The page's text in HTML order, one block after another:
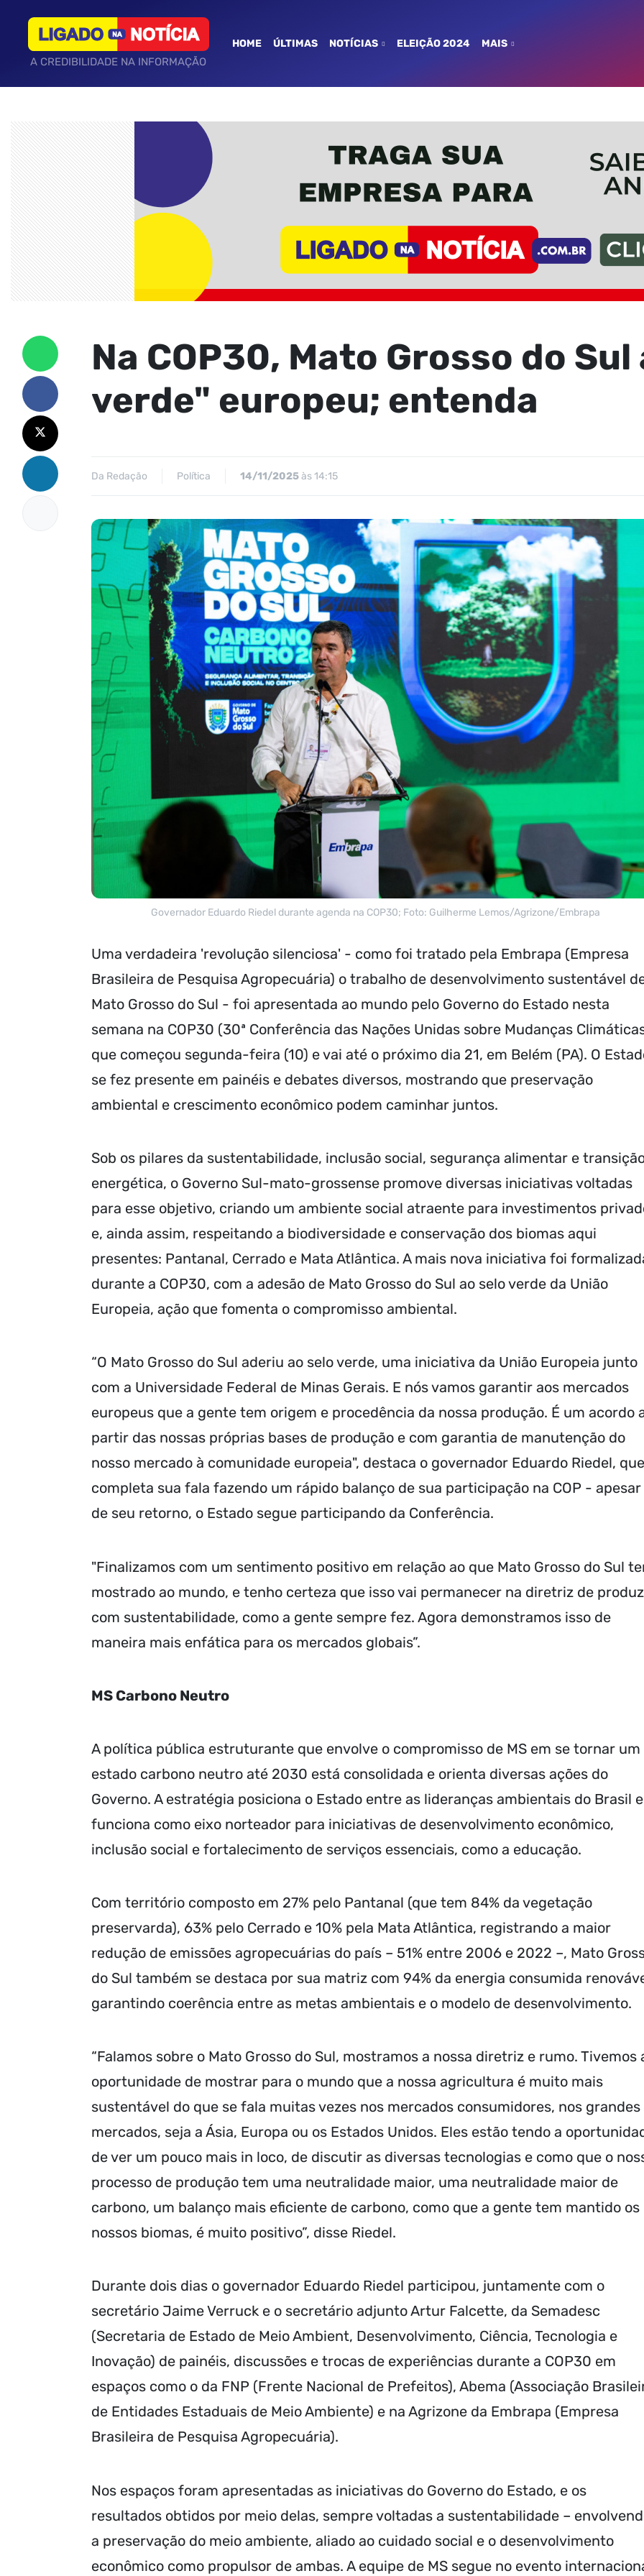
A CREDIBILIDADE NA INFORMAÇÃO
HOME ÚLTIMAS NOTÍCIAS ELEIÇÃO 2024 MAIS
Na COP30, Mato Grosso do
verde" europeu; entenda
Da Redação Política 14/11/2025às 14:15
Governador Eduardo Riedel durante agenda na COP30; Foto: Guilherme Lemos/Agrizone/Embrapa
Uma verdadeira 'revolução silenciosa' - como foi tratado pela Embrapa (Empresa
Brasileira de Pesquisa Agropecuária) o trabalho de desenvolvimento sustentável
Mato Grosso do Sul - foi apresentada ao mundo pelo Governo do Estado nesta
semana na COP30 (30ª Conferência das Nações Unidas sobre Mudanças
que começou segunda-feira (10) e vai até o próximo dia 21, em Belém (PA). O
se fez presente em painéis e debates diversos, mostrando que preservação
ambiental e crescimento econômico podem caminhar juntos.
Sob os pilares da sustentabilidade, inclusão social, segurança alimentar e
energética, o Governo Sul-mato-grossense promove diversas iniciativas voltadas
para esse objetivo, criando um ambiente social atraente para investimentos
e, ainda assim, respeitando a biodiversidade e conservação dos biomas aqui
presentes: Pantanal, Cerrado e Mata Atlântica. A mais nova iniciativa foi
durante a COP30, com a adesão de Mato Grosso do Sul ao selo verde da União
Europeia, ação que fomenta o compromisso ambiental.
“O Mato Grosso do Sul aderiu ao selo verde, uma iniciativa da União Europeia junto
com a Universidade Federal de Minas Gerais. E nós vamos garantir aos mercados
europeus que a gente tem origem e procedência da nossa produção. É um acordo
partir das nossas próprias bases de produção e com garantia de manutenção do
nosso mercado à comunidade europeia", destaca o governador Eduardo Riedel, que
completa sua fala fazendo um rápido balanço de sua participação na COP - apesar
de seu retorno, o Estado segue participando da Conferência.
"Finalizamos com um sentimento positivo em relação ao que Mato Grosso do Sul
mostrado ao mundo, e tenho certeza que isso vai permanecer na diretriz de
com sustentabilidade, como a gente sempre fez. Agora demonstramos isso de
maneira mais enfática para os mercados globais”.
MS Carbono Neutro
A política pública estruturante que envolve o compromisso de MS em se tornar um
estado carbono neutro até 2030 está consolidada e orienta diversas ações do
Governo. A estratégia posiciona o Estado entre as lideranças ambientais do Brasil e
funciona como eixo norteador para iniciativas de desenvolvimento econômico,
inclusão social e fortalecimento de serviços essenciais, como a educação.
Com território composto em 27% pelo Pantanal (que tem 84% da vegetação
preservarda), 63% pelo Cerrado e 10% pela Mata Atlântica, registrando a maior
redução de emissões agropecuárias do país – 51% entre 2006 e 2022 –, Mato
do Sul também se destaca por sua matriz com 94% da energia consumida
garantindo coerência entre as metas ambientais e o modelo de desenvolvimento.
“Falamos sobre o Mato Grosso do Sul, mostramos a nossa diretriz e rumo. Tivemos
oportunidade de mostrar para o mundo que a nossa agricultura é muito mais
sustentável do que se fala muitas vezes nos mercados consumidores, nos grandes
mercados, seja a Ásia, Europa ou os Estados Unidos. Eles estão tendo a
de ver um pouco mais in loco, de discutir as diversas tecnologias e como que o
processo de produção tem uma neutralidade maior, uma neutralidade maior de
carbono, um balanço mais eficiente de carbono, como que a gente tem mantido os
nossos biomas, é muito positivo”, disse Riedel.
Durante dois dias o governador Eduardo Riedel participou, juntamente com o
secretário Jaime Verruck e o secretário adjunto Artur Falcette, da Semadesc
(Secretaria de Estado de Meio Ambient, Desenvolvimento, Ciência, Tecnologia e
Inovação) de painéis, discussões e trocas de experiências durante a COP30 em
espaços como o da FNP (Frente Nacional de Prefeitos), Abema (Associação
de Entidades Estaduais de Meio Ambiente) e na Agrizone da Embrapa (Empresa
Brasileira de Pesquisa Agropecuária).
Nos espaços foram apresentadas as iniciativas do Governo do Estado, e os
resultados obtidos por meio delas, sempre voltadas a sustentabilidade –
a preservação do meio ambiente, aliado ao cuidado social e o desenvolvimento
econômico como propulsor de ambas. A equipe de MS segue no evento